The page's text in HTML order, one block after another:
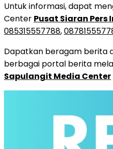
Untuk informasi, dapat
Center Pusat Siaran Pers
085315557788,
Dapatkan beragam berita
berbagai portal berita
Sapulangit Media Center